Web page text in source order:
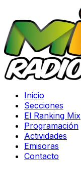
Inicio
Secciones
El Ranking Mix
Programación
Actividades
Emisoras
Contacto